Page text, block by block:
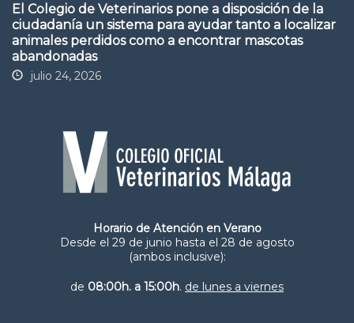
El Colegio de Veterinarios pone a disposición de la
ciudadanía un sistema para ayudar tanto a localizar
animales perdidos como a encontrar mascotas
abandonadas
julio 24, 2026
Horario de Atención en Verano
Desde el 29 de junio hasta el 28 de agosto
(ambos inclusive):
de 08:00h. a 15:00h. de lunes a viernes